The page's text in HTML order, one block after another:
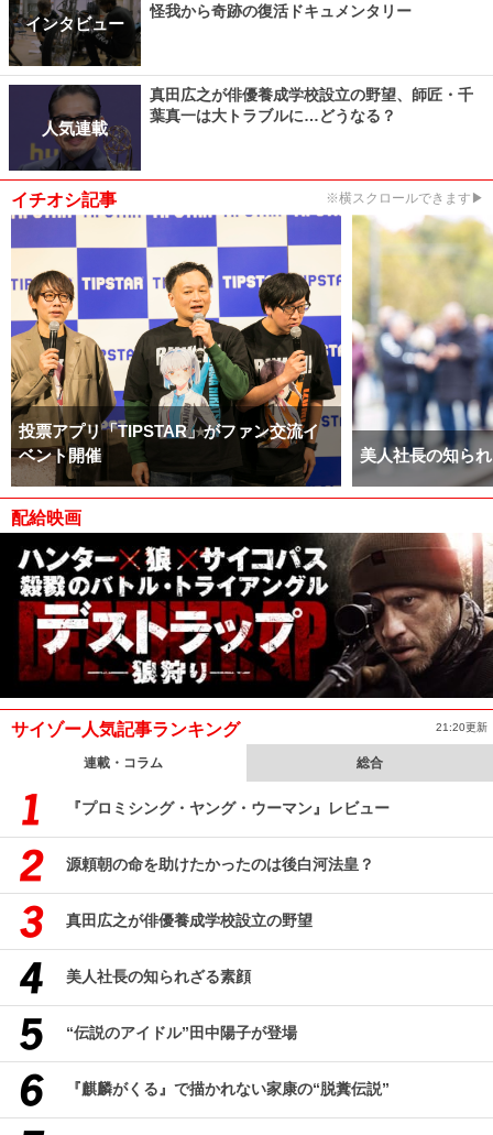
インタビュー
怪我から奇跡の復活ドキュメンタリー
人気連載
真田広之が俳優養成学校設立の野望、師匠・千
葉真一は大トラブルに…どうなる？
イチオシ記事 ※横スクロールできます▶
投票アプリ「TIPSTAR」がファン交流イ
ベント開催
美人社長の知ら
配給映画
サイゾー人気記事ランキング 21:20更新
連載・コラム 総合
『プロミシング・ヤング・ウーマン』レビュー
源頼朝の命を助けたかったのは後白河法皇？
真田広之が俳優養成学校設立の野望
美人社長の知られざる素顔
“伝説のアイドル”田中陽子が登場
『麒麟がくる』で描かれない家康の“脱糞伝説”